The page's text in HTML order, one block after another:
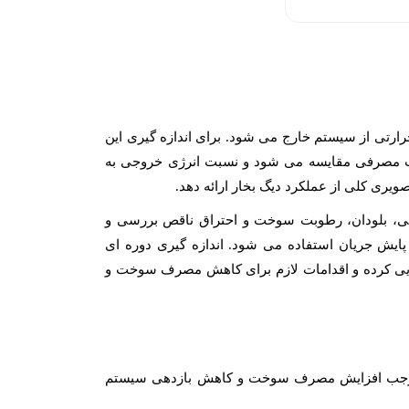
از سیستم خارج می شود. برای اندازه گیری این
مصرفی مقایسه می شود و نسبت انرژی خروجی به
کلی از عملکرد دیگ بخار ارائه دهد.
بلودان، رطوبت سوخت و احتراق ناقص بررسی و
پایش جریان استفاده می شود. اندازه گیری دوره ای
کرده و اقدامات لازم برای کاهش مصرف سوخت و
موجب افزایش مصرف سوخت و کاهش بازدهی سیستم